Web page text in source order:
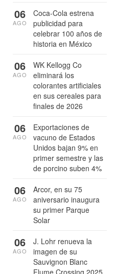
Coca-Cola estrena
publicidad para
celebrar 100 años de
historia en México
06
AGO
WK Kellogg Co
eliminará los
colorantes artificiales
en sus cereales para
finales de 2026
06
AGO
Exportaciones de
vacuno de Estados
Unidos bajan 9% en
primer semestre y las
de porcino suben 4%
06
AGO
Arcor, en su 75
aniversario inaugura
su primer Parque
Solar
06
AGO
J. Lohr renueva la
imagen de su
Sauvignon Blanc
06
AGO